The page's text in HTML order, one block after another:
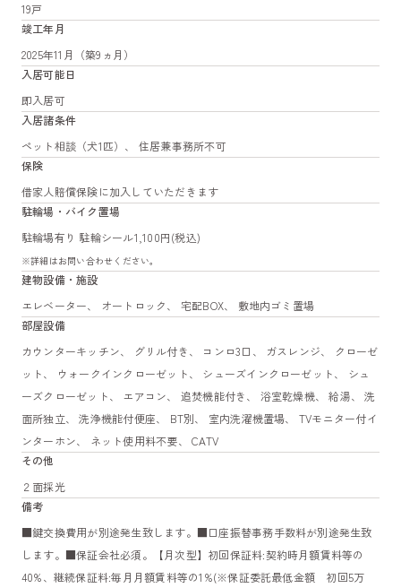
19戸
竣工年月
2025年11月（築9ヵ月）
入居可能日
即入居可
入居諸条件
ペット相談（犬1匹）、 住居兼事務所不可
保険
借家人賠償保険に加入していただきます
駐輪場・バイク置場
駐輪場有り 駐輪シール1,100円(税込)
※詳細はお問い合わせください。
建物設備・施設
エレベーター、 オートロック、 宅配BOX、 敷地内ゴミ置場
部屋設備
カウンターキッチン、 グリル付き、 コンロ3口、 ガスレンジ、 クローゼ
ット、 ウォークインクローゼット、 シューズインクローゼット、 シュ
ーズクローゼット、 エアコン、 追焚機能付き、 浴室乾燥機、 給湯、 洗
面所独立、 洗浄機能付便座、 BT別、 室内洗濯機置場、 TVモニター付イ
ンターホン、 ネット使用料不要、 CATV
その他
２面採光
備考
■鍵交換費用が別途発生致します。■口座振替事務手数料が別途発生致
します。■保証会社必須。【月次型】初回保証料:契約時月額賃料等の
40%、継続保証料:毎月月額賃料等の1%(※保証委託最低金額 初回5万